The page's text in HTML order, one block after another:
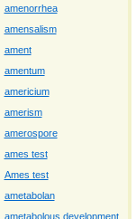
amenorrhea
amensalism
ament
amentum
americium
amerism
amerospore
ames test
Ames test
ametabolan
ametabolous development